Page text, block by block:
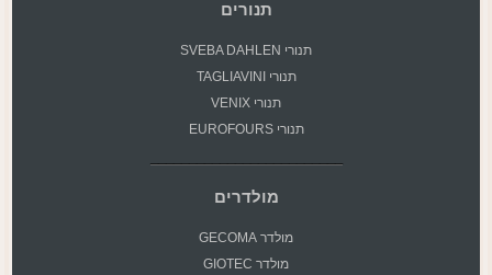
תנורים
תנורי SVEBA DAHLEN
תנורי TAGLIAVINI
תנורי VENIX
תנורי EUROFOURS
מולדרים
מולדר GECOMA
מולדר GIOTEC